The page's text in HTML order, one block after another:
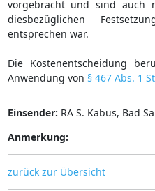
vorgebracht und sind auch
diesbezüglichen
entsprechen war.
Die Kostenentscheidung
Anwendung von § 467 Abs. 1
Einsender: RA S. Kabus, Bad
Anmerkung:
zurück zur Übersicht